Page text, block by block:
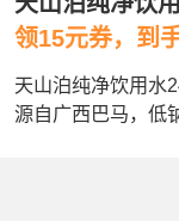
领15元券，到
天山泊纯净饮用水
源自广西巴马，低